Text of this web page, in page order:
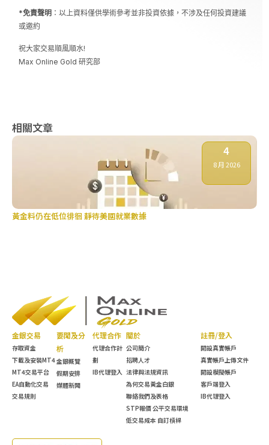
*免責聲明 ：以上資料僅供學術參考並非投資依據，不涉及任何投資建議
或邀約
祝大家交易順風順水!
Max Online Gold 研究部
相關文章
黃金料仍在低位徘徊 靜待美國就業數據
4
8 月 2026
金銀交易
存取資金
下載及安裝MT4
MT4交易平台
EA自動化交易
交易規則
要聞及分
析
金銀概覽
假期安排
媒體新聞
代理合作
代理合作計
劃
IB代理登入
關於
公司簡介
招聘人才
法律與法規資訊
為何交易黃金白銀
聯絡我們及表格
STP報價 公平交易環境
低交易成本 自訂槓桿
註冊/登入
開設真實帳戶
真實帳戶上傳文件
開設模擬帳戶
客戶端登入
IB代理登入